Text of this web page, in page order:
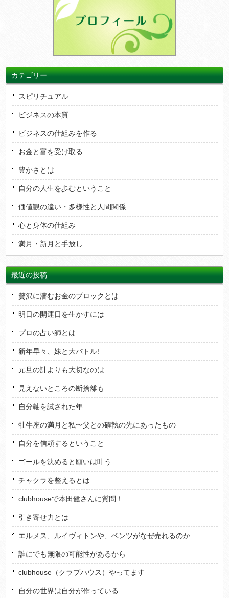
カテゴリー
スピリチュアル
ビジネスの本質
ビジネスの仕組みを作る
お金と富を受け取る
豊かさとは
自分の人生を歩むということ
価値観の違い・多様性と人間関係
心と身体の仕組み
満月・新月と手放し
最近の投稿
贅沢に潜むお金のブロックとは
明日の開運日を生かすには
プロの占い師とは
新年早々、妹と大バトル!
元旦の計よりも大切なのは
見えないところの断捨離も
自分軸を試された年
牡牛座の満月と私〜父との確執の先にあったもの
自分を信頼するということ
ゴールを決めると願いは叶う
チャクラを整えるとは
clubhouseで本田健さんに質問！
引き寄せ力とは
エルメス、ルイヴィトンや、ベンツがなぜ売れるのか
誰にでも無限の可能性があるから
clubhouse（クラブハウス）やってます
自分の世界は自分が作っている